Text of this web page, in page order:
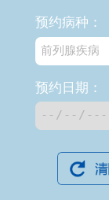
预约病种：
预约日期：